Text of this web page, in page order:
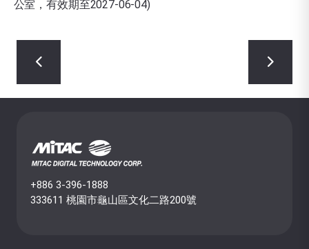
公室，有效期至2027-06-04)
+886 3-396-1888
333611 桃園市龜山區文化二路200號